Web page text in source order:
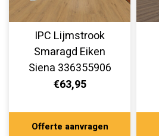
IPC Lijmstrook
Smaragd Eiken
Siena 336355906
€63,95
Offerte aanvragen